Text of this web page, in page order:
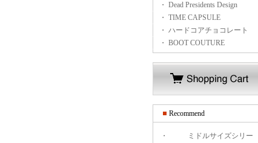
・ Dead Presidents Design
・ TIME CAPSULE
・ ハードコアチョコレート
・ BOOT COUTURE
Recommend
・
ミドルサイズシリー